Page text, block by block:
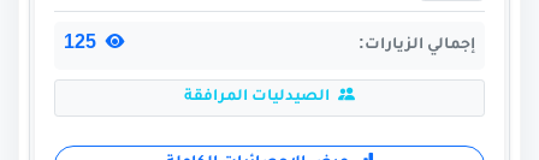
إجمالي الزيارات:
الصيدليات المرافقة